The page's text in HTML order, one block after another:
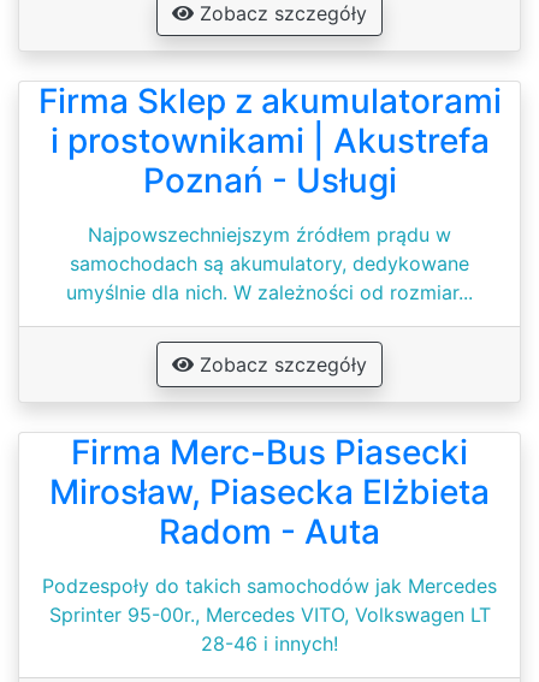
Zobacz szczegóły
Firma Sklep z akumulatorami
i prostownikami | Akustrefa
Poznań - Usługi
Najpowszechniejszym źródłem prądu w
samochodach są akumulatory, dedykowane
umyślnie dla nich. W zależności od rozmiar...
Zobacz szczegóły
Firma Merc-Bus Piasecki
Mirosław, Piasecka Elżbieta
Radom - Auta
Podzespoły do takich samochodów jak Mercedes
Sprinter 95-00r., Mercedes VITO, Volkswagen LT
28-46 i innych!